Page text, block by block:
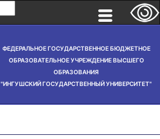
ФЕДЕРАЛЬНОЕ ГОСУДАРСТВЕННОЕ БЮДЖЕТНОЕ
ОБРАЗОВАТЕЛЬНОЕ УЧРЕЖДЕНИЕ ВЫСШЕГО
ОБРАЗОВАНИЯ
"ИНГУШСКИЙ ГОСУДАРСТВЕННЫЙ УНИВЕРСИТЕТ"